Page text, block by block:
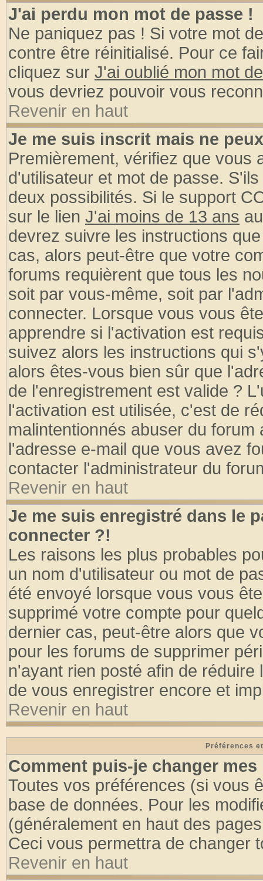
J'ai perdu mon mot de passe !
Ne paniquez pas ! Si votre mot
contre être réinitialisé. Pour ce
cliquez sur J'ai oublié mon mot
vous devriez pouvoir vous
Revenir en haut
Je me suis inscrit mais ne
Premièrement, vérifiez que vous
d'utilisateur et mot de passe.
deux possibilités. Si le support
sur le lien J'ai moins de 13 ans
devrez suivre les instructions
cas, alors peut-être que votre
forums requièrent que tous les
soit par vous-même, soit par
connecter. Lorsque vous vous
apprendre si l'activation est
suivez alors les instructions qui
alors êtes-vous bien sûr que
de l'enregistrement est valide ?
l'activation est utilisée, c'est de
malintentionnés abuser du
l'adresse e-mail que vous avez
contacter l'administrateur du
Revenir en haut
Je me suis enregistré dans le
connecter ?!
Les raisons les plus probables
un nom d'utilisateur ou mot de
été envoyé lorsque vous vous
supprimé votre compte pour
dernier cas, peut-être alors que
pour les forums de supprimer
n'ayant rien posté afin de
de vous enregistrer encore et
Revenir en haut
Préférences
Comment puis-je changer mes
Toutes vos préférences (si vous
base de données. Pour les
(généralement en haut des
Ceci vous permettra de changer
Revenir en haut